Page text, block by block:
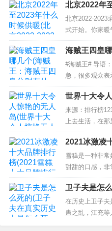
为司空，行车骑
一官职，所以
一官职来说，西
东汉时期，司
北京2022年
022-2023采
北京2022-2023
式开始。你家暖
初期速热五步
题。下面跟随
词：北京2022-
采暖季时间：
海贼王四皇
别有什么)
#海贼王# 导语
急，很多观众表
时自己也不想
是什么？四皇
意思为“海上皇
员有四人，分
玲...
世界十大令
惊艳无人岛排
来源：排行榜
上去生活，在
堂一般的美景。
下世界十大令人
一下这令无数人
无人岛： 1、马
3、所罗门群岛
2021冰激凌
大品牌排行
雪糕是一种非
甜甜的口感，非
上的雪糕品种和
和可可粉等都
飞蛾励志网今天
排行榜，对此感
卫子夫是怎
怎么死的)
在历史上卫子夫
蛊之乱，江充